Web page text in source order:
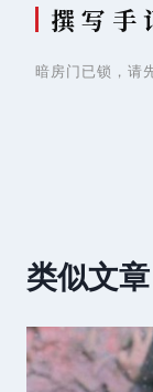
撰 写 手
暗房门已锁，请
类似文章